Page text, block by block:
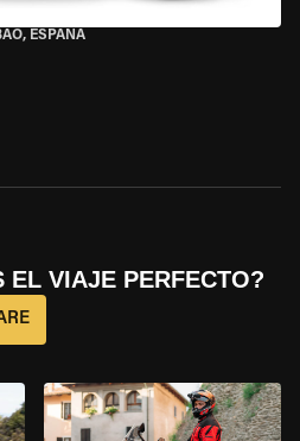
ESPAÑA
EL VIAJE PERFECTO?